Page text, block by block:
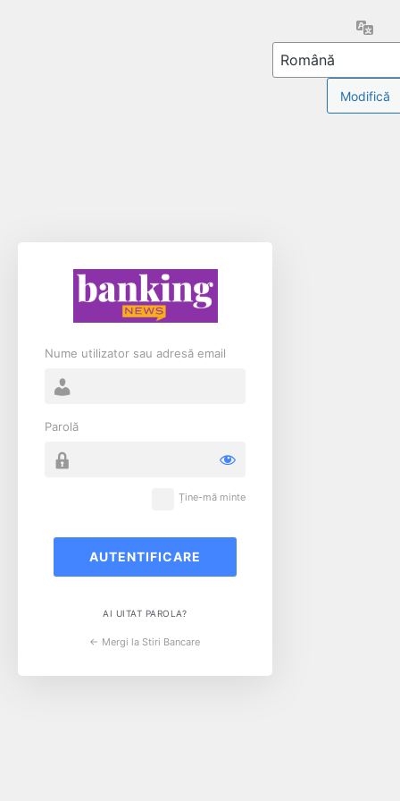
Nume utilizator sau adresă email
Parolă
Ține-mă minte
AI UITAT PAROLA?
← Mergi la Stiri Bancare